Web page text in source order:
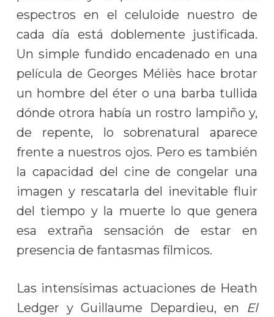
espectros en el celuloide nuestro de
cada día está doblemente justificada.
Un simple fundido encadenado en una
película de Georges Méliès hace brotar
un hombre del éter o una barba tullida
dónde otrora había un rostro lampiño y,
de repente, lo sobrenatural aparece
frente a nuestros ojos. Pero es también
la capacidad del cine de congelar una
imagen y rescatarla del inevitable fluir
del tiempo y la muerte lo que genera
esa extraña sensación de estar en
presencia de fantasmas fílmicos.
Las intensísimas actuaciones de Heath
Ledger y Guillaume Depardieu, en El